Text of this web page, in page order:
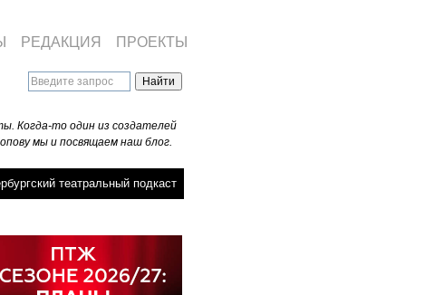
Когда-то один из создателей
мы и посвящаем наш блог.
театральный подкаст
РЕДАКЦИЯ ПРОЕКТЫ